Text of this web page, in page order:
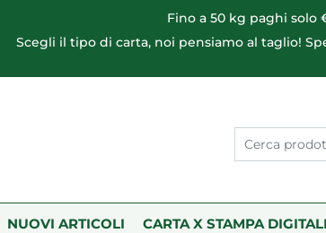
Fino a 50 kg paghi solo
Scegli il tipo di carta, noi pensiamo al taglio!
NUOVI ARTICOLI CARTA X STAMPA